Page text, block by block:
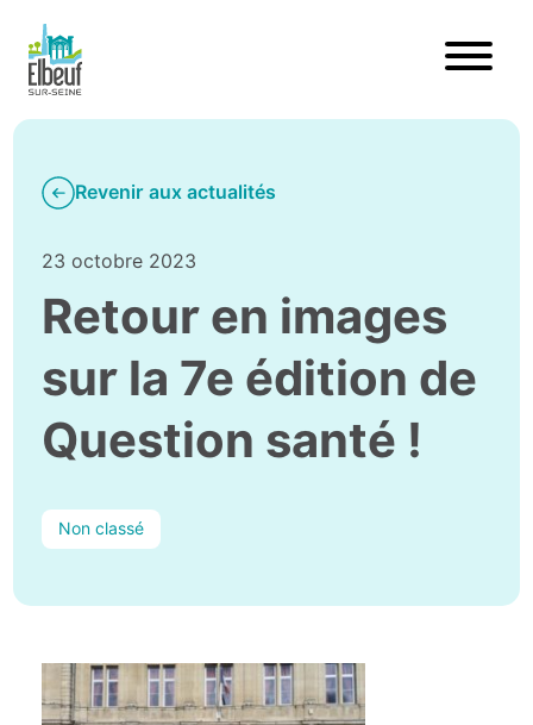
Revenir aux actualités
23 octobre 2023
Retour en images
sur la 7e édition de
Question santé !
Non classé